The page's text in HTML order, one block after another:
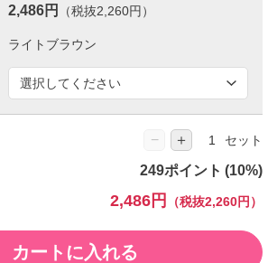
2,486円 （税抜2,260円）
− ＋ セット
249ポイント
2,486円 （税抜2,260円）
カートに入れる